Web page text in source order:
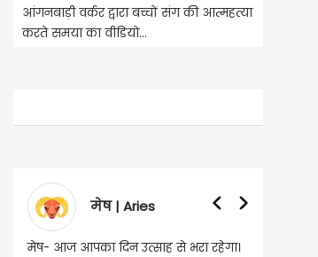
आंगनबाड़ी वर्कर द्वारा बच्चों संग की आत्महत्या
करते समया का वीडियो...
उत्साह से भरा रहेगा।
वृषभ | Taurus
वृष- आज का दिन इस राशि के